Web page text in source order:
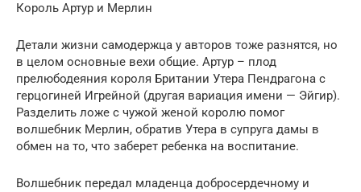
Король Артур и Мерлин
Детали жизни самодержца у авторов тоже разнятся, но
в целом основные вехи общие. Артур – плод
прелюбодеяния короля Британии Утера Пендрагона с
герцогиней Игрейной (другая вариация имени — Эйгир).
Разделить ложе с чужой женой королю помог
волшебник Мерлин, обратив Утера в супруга дамы в
обмен на то, что заберет ребенка на воспитание.
Волшебник передал младенца добросердечному и